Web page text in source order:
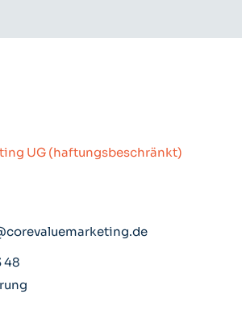
UG (haftungsbeschränkt)
48